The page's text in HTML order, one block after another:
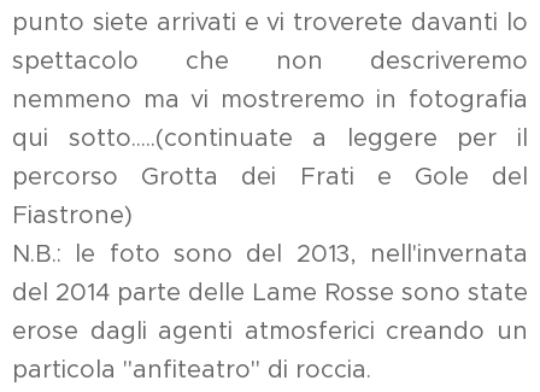
punto siete arrivati e vi troverete davanti lo
spettacolo che non descriveremo
nemmeno ma vi mostreremo in fotografia
qui sotto.....(continuate a leggere per il
percorso Grotta dei Frati e Gole del
Fiastrone)
N.B.: le foto sono del 2013, nell'invernata
del 2014 parte delle Lame Rosse sono state
erose dagli agenti atmosferici creando un
particola "anfiteatro" di roccia.